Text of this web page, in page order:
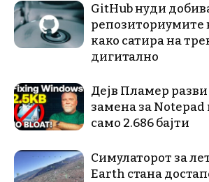
GitHub нуди
репозиториумите
како сатира на
дигитално
Дејв Пламер
замена за Notepad
само 2.686 бајти
Симулаторот за
Earth стана